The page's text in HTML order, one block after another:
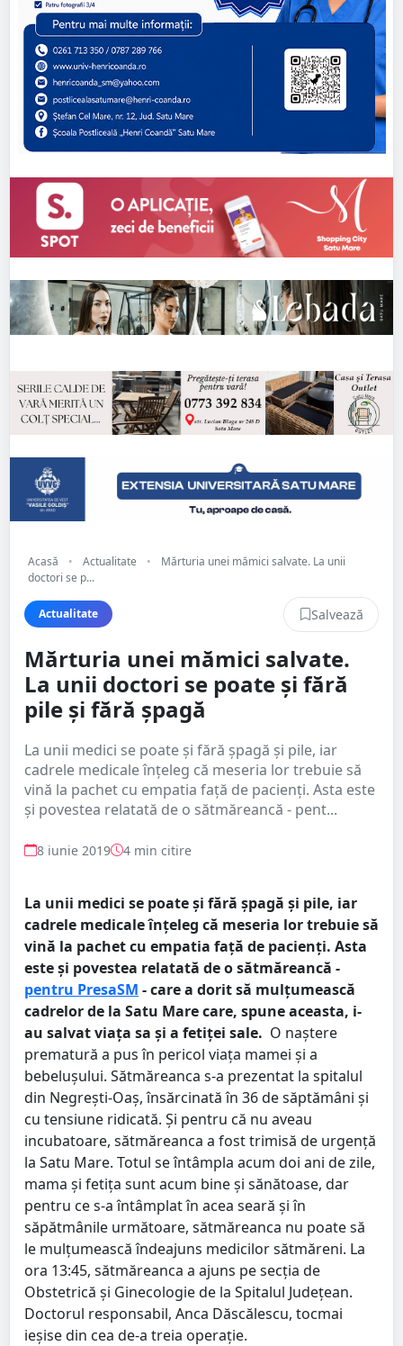
Acasă • Actualitate •
Mărturia unei mămici salvate. La unii
doctori se p...
Actualitate Salvează
Mărturia unei mămici salvate.
La unii doctori se poate și fără
pile și fără șpagă
La unii medici se poate și fără șpagă și pile, iar
cadrele medicale înțeleg că meseria lor trebuie să
vină la pachet cu empatia față de pacienți. Asta este
și povestea relatată de o sătmăreancă - pent...
8 iunie 2019 4 min citire
La unii medici se poate și fără șpagă și pile, iar
cadrele medicale înțeleg că meseria lor trebuie să
vină la pachet cu empatia față de pacienți. Asta
este și povestea relatată de o sătmăreancă -
pentru PresaSM - care a dorit să mulțumească
cadrelor de la Satu Mare care, spune aceasta, i-
au salvat viața sa și a fetiței sale. O naștere
prematură a pus în pericol viața mamei și a
bebelușului. Sătmăreanca s-a prezentat la spitalul
din Negrești-Oaș, însărcinată în 36 de săptămâni și
cu tensiune ridicată. Și pentru că nu aveau
incubatoare, sătmăreanca a fost trimisă de urgență
la Satu Mare. Totul se întâmpla acum doi ani de zile,
mama și fetița sunt acum bine și sănătoase, dar
pentru ce s-a întâmplat în acea seară și în
săpătmânile următoare, sătmăreanca nu poate să
le mulțumească îndeajuns medicilor sătmăreni. La
ora 13:45, sătmăreanca a ajuns pe secția de
Obstetrică și Ginecologie de la Spitalul Județean.
Doctorul responsabil, Anca Dăscălescu, tocmai
ieșise din cea de-a treia operație.